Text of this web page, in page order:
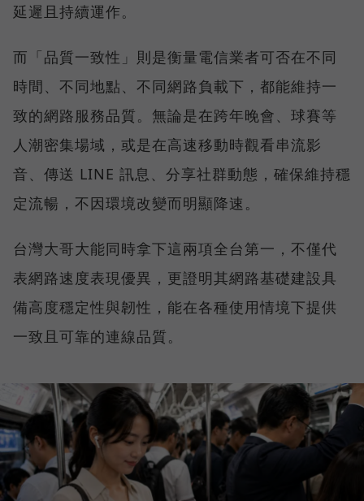
延遲且持續運作。
而「品質一致性」則是衡量電信業者可否在不同
時間、不同地點、不同網路負載下，都能維持一
致的網路服務品質。無論是在跨年晚會、球賽等
人潮密集場域，或是在高速移動時觀看串流影
音、傳送 LINE 訊息、分享社群動態，確保維持穩
定流暢，不因環境改變而明顯降速。
台灣大哥大能同時拿下這兩項全台第一，不僅代
表網路速度表現優異，更證明其網路基礎建設具
備高度穩定性與韌性，能在各種使用情境下提供
一致且可靠的連線品質。